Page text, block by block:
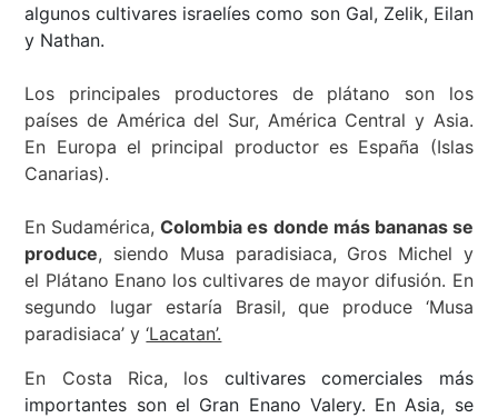
algunos cultivares israelíes como son Gal, Zelik, Eilan
y Nathan.
Los principales productores de plátano son los
países de América del Sur, América Central y Asia.
En Europa el principal productor es España (Islas
Canarias).
En Sudamérica,Colombia es donde más bananas se
produce, siendo Musa paradisiaca, Gros Michel y
el Plátano Enano los cultivares de mayor difusión. En
segundo lugar estaría Brasil, que produce ‘Musa
paradisiaca’ y‘Lacatan’.
En Costa Rica, los cultivares comerciales más
importantes son el Gran Enano Valery. En Asia, se